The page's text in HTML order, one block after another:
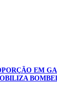
EM